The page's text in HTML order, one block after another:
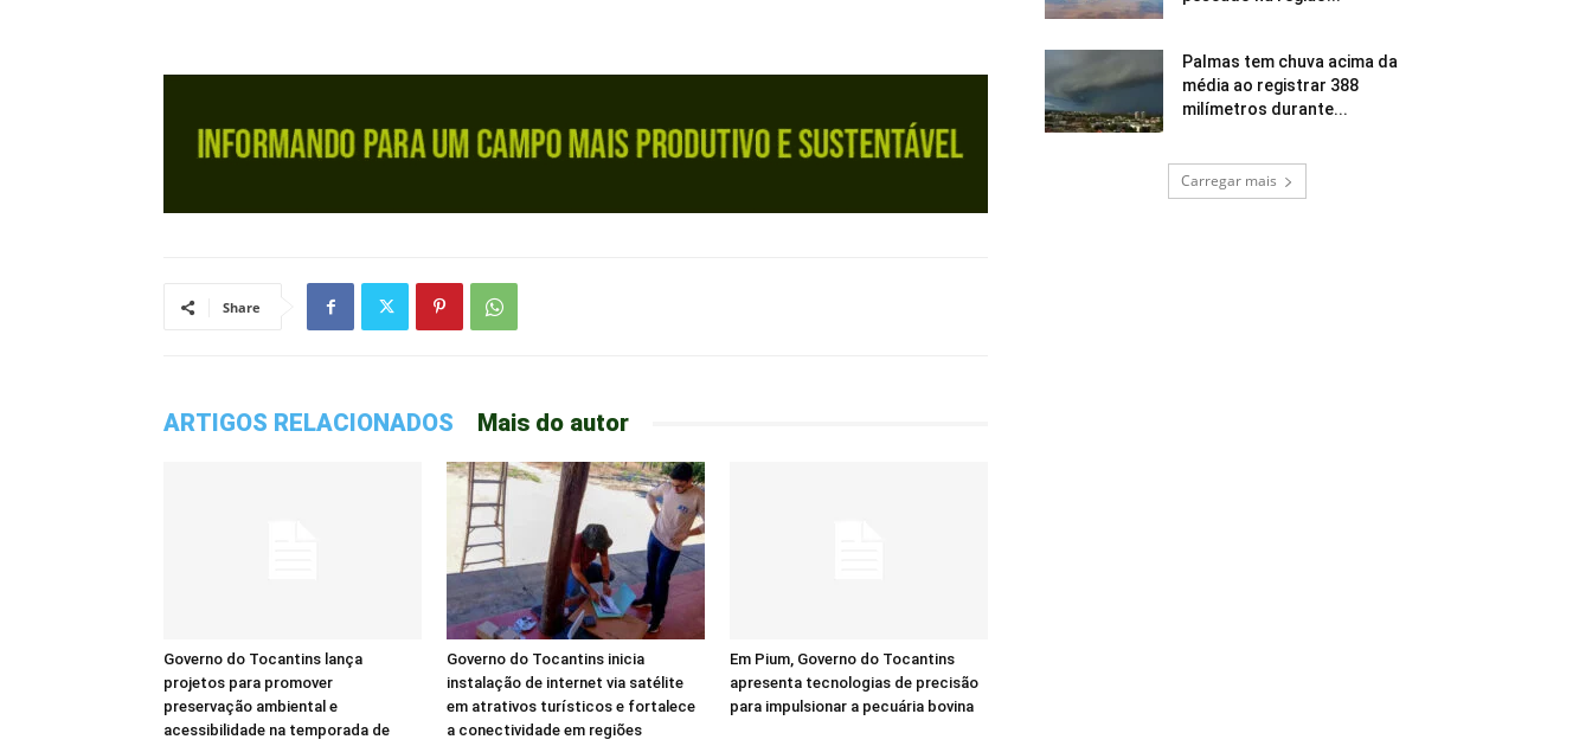
Share
ARTIGOS RELACIONADOS Mais do autor
Governo do Tocantins lança
projetos para promover
preservação ambiental e
acessibilidade na temporada de
Governo do Tocantins inicia
instalação de internet via satélite
em atrativos turísticos e fortalece
a conectividade em regiões
Em Pium, Governo do Tocantins
apresenta tecnologias de precisão
para impulsionar a pecuária bovina
Palmas tem chuva acima da
média ao registrar 388
milímetros durante...
Carregar mais